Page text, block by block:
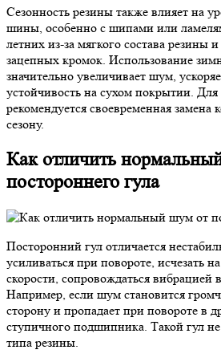
Сезонность резины также влияет на
шины, особенно с шипами или
летних из-за мягкого состава резины
зацепных кромок. Использование
значительно увеличивает шум,
устойчивость на сухом покрытии.
рекомендуется своевременная замена
сезону.
Как отличить
постороннего гула
Посторонний гул отличается
усиливаться при повороте, исчезать
скорости, сопровождаться вибрацией
Например, если шум становится
сторону и пропадает при повороте в
ступичного подшипника. Такой гул
типа резины.